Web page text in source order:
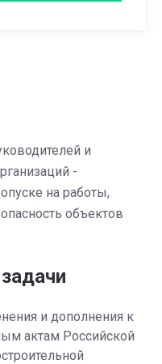
и
-
на работы,
объектов
и дополнения к
актам Российской